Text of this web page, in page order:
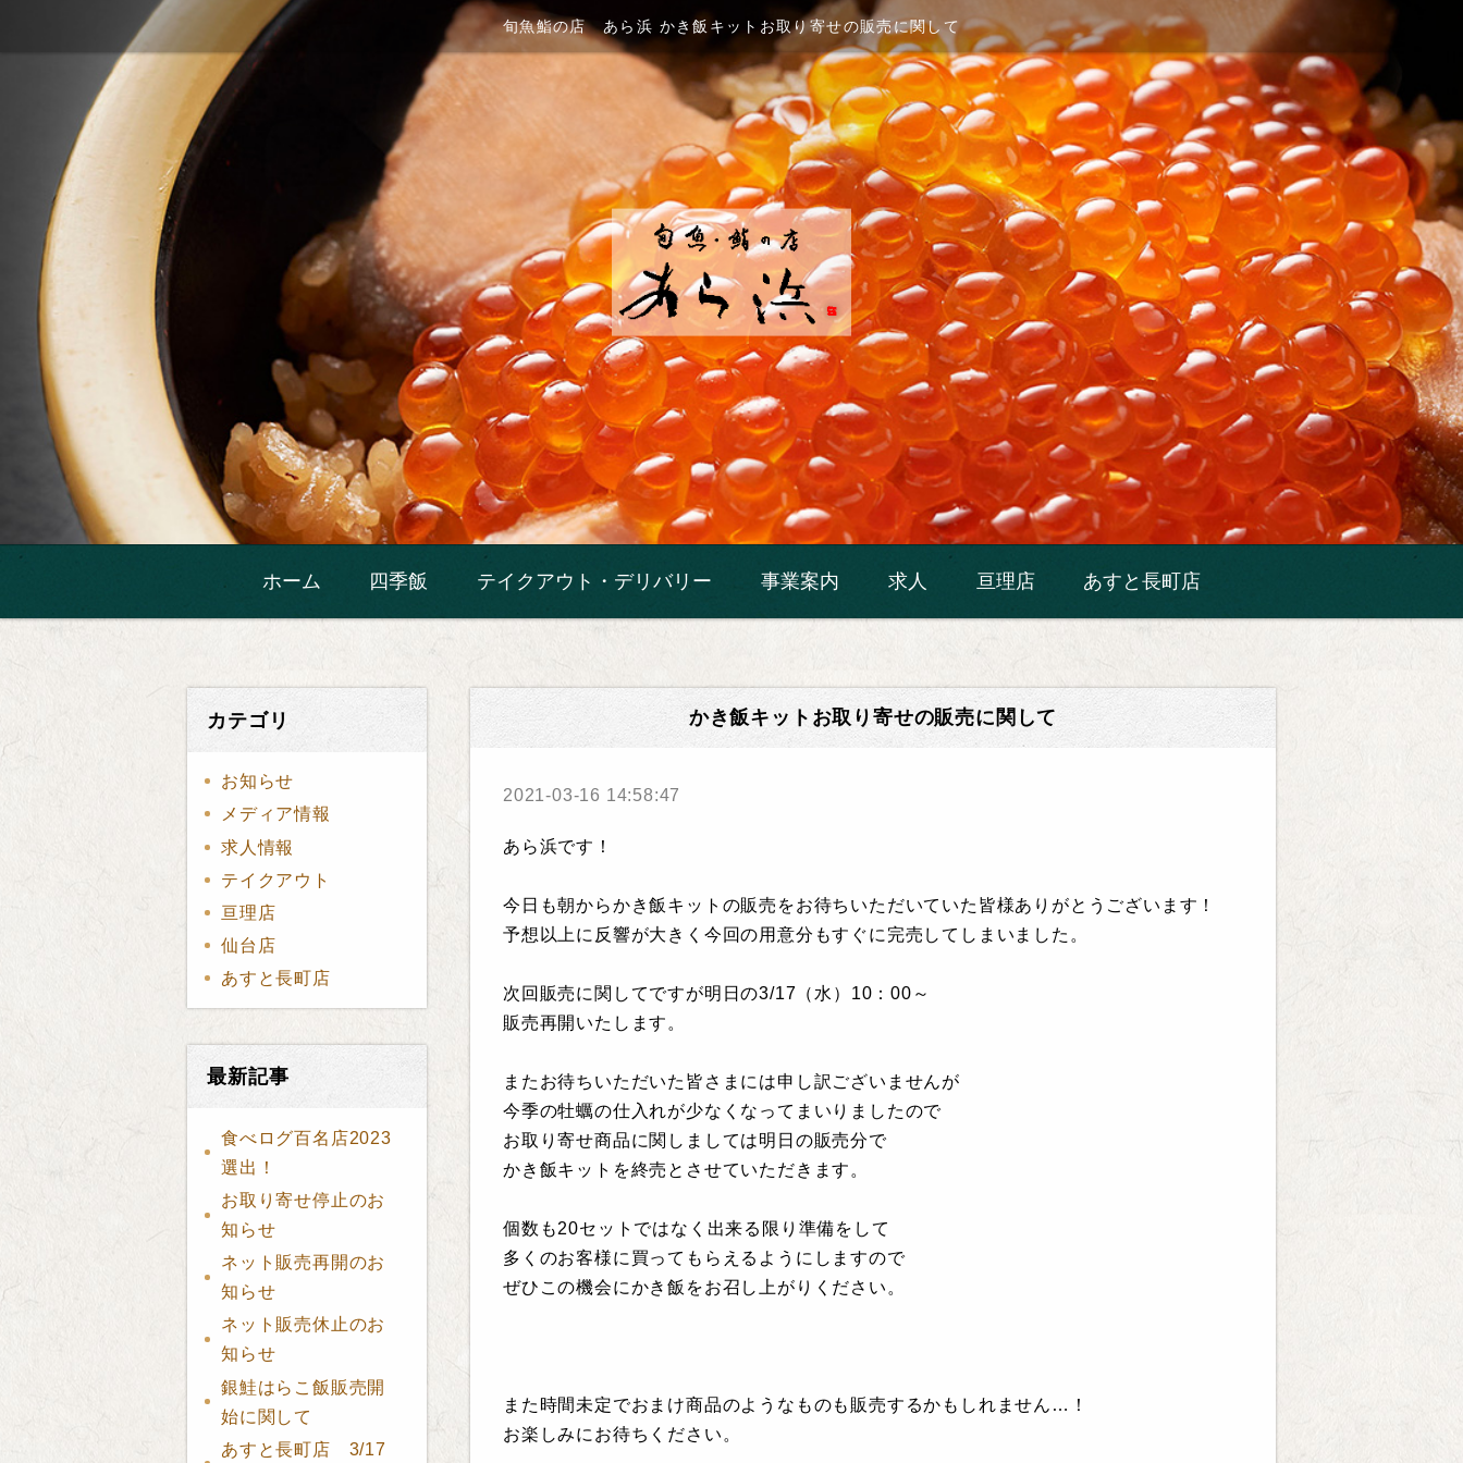
旬魚鮨の店 あら浜 かき飯キットお取り寄せの販売に関して
ホーム 四季飯 テイクアウト・デリバリー 事業案内 求人 亘理店 あすと長町店
カテゴリ
お知らせ
メディア情報
求人情報
テイクアウト
亘理店
仙台店
あすと長町店
最新記事
食べログ百名店2023
選出！
お取り寄せ停止のお
知らせ
ネット販売再開のお
知らせ
ネット販売休止のお
知らせ
銀鮭はらこ飯販売開
始に関して
あすと長町店 3/17
かき飯キットお取り寄せの販売に関して
2021-03-16 14:58:47
あら浜です！
今日も朝からかき飯キットの販売をお待ちいただいていた皆様ありがとうございます！
予想以上に反響が大きく今回の用意分もすぐに完売してしまいました。
次回販売に関してですが明日の3/17（水）10：00～
販売再開いたします。
またお待ちいただいた皆さまには申し訳ございませんが
今季の牡蠣の仕入れが少なくなってまいりましたので
お取り寄せ商品に関しましては明日の販売分で
かき飯キットを終売とさせていただきます。
個数も20セットではなく出来る限り準備をして
多くのお客様に買ってもらえるようにしますので
ぜひこの機会にかき飯をお召し上がりください。
また時間未定でおまけ商品のようなものも販売するかもしれません…！
お楽しみにお待ちください。